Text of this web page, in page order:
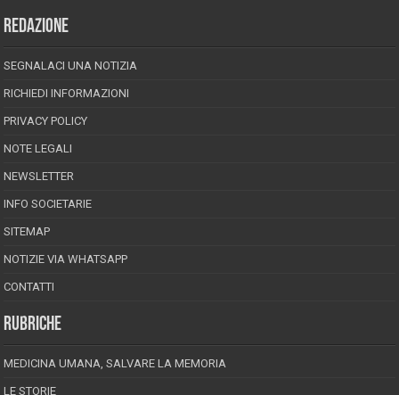
REDAZIONE
SEGNALACI UNA NOTIZIA
RICHIEDI INFORMAZIONI
PRIVACY POLICY
NOTE LEGALI
NEWSLETTER
INFO SOCIETARIE
SITEMAP
NOTIZIE VIA WHATSAPP
CONTATTI
RUBRICHE
MEDICINA UMANA, SALVARE LA MEMORIA
LE STORIE